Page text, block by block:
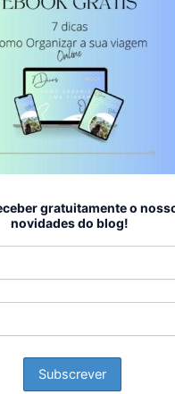
gratuitamente o
novidades do blog!